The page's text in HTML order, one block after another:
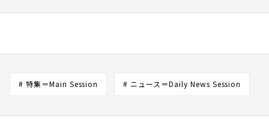
# 特集＝Main Session # ニュース＝Daily News Session